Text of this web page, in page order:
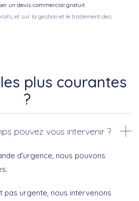
un devis commercial gratuit.
et sur la gestion et le traitement des
plus courantes
?
pouvez vous intervenir ?
d’urgence, nous pouvons
pas urgente, nous intervenons